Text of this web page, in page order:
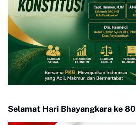
Selamat Hari Bhayangkara ke 80